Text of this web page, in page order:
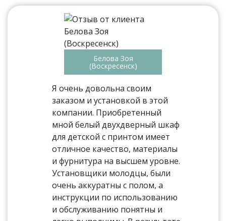
Белова Зоя
(Воскресенск)
Я очень довольна своим
заказом и установкой в этой
компании. Приобретенный
мной белый двухдверный шкаф
для детской с принтом имеет
отличное качество, материалы
и фурнитура на высшем уровне.
Установщики молодцы, были
очень аккуратны с полом, а
инструкции по использованию
и обслуживанию понятны и